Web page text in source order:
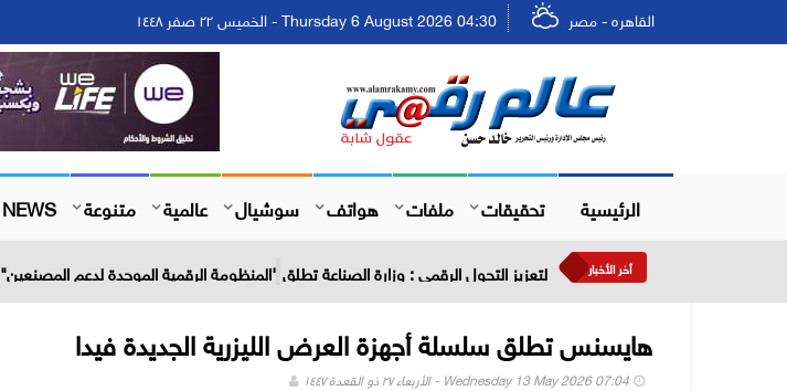
القاهره - مصر Thursday 6 August 2026 04:30 - الخميس ٢٢ صفر ١٤٤٨
الرئيسية تحقيقات ملفات هواتف سوشيال عالمية متنوعة NEWS
أخر الأخبار لتعزيز التحول الرقمي : وزارة الصناعة تطلق "المنظومة الرقمية الموحدة لدعم المصنعين"
هايسنس تطلق سلسلة أجهزة العرض الليزرية الجديدة فيدا
Wednesday 13 May 2026 07:04 - الأربعاء ٢٧ ذو القعدة ١٤٤٧